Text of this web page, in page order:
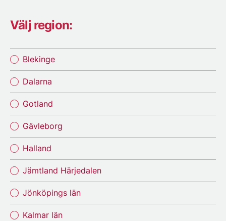
Välj region:
Blekinge
Dalarna
Gotland
Gävleborg
Halland
Jämtland Härjedalen
Jönköpings län
Kalmar län